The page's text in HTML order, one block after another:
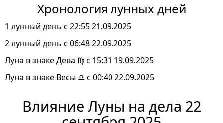
Хронология лунных дней
1 лунный день с 22:55 21.09.2025
2 лунный день с 06:48 22.09.2025
Луна в знаке Дева ♍ с 15:31 19.09.2025
Луна в знаке Весы ♎ с 00:40 22.09.2025
Влияние Луны на дела 22